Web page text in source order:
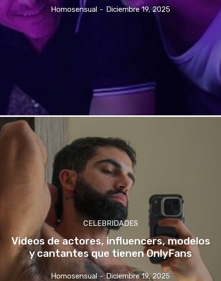
Homosensual - Diciembre 19, 2025
CELEBRIDADES
Videos de actores, influencers, modelos
y cantantes que tienen OnlyFans
Homosensual - Diciembre 19, 2025